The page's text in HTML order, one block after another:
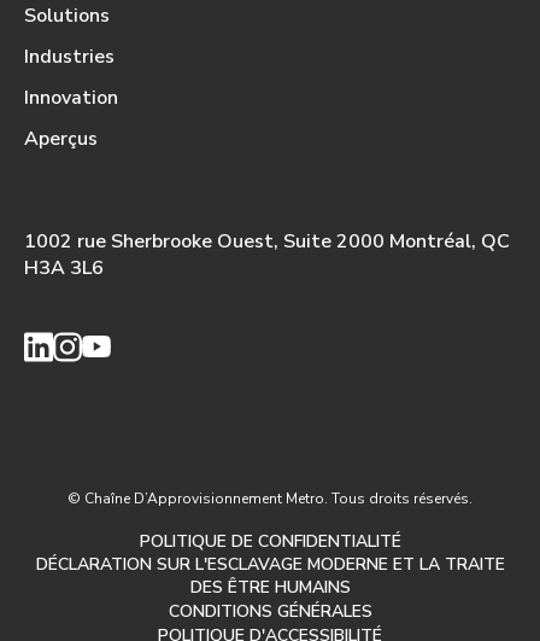
Solutions
Industries
Innovation
Aperçus
1002 rue Sherbrooke Ouest, Suite 2000 Montréal, QC
H3A 3L6
© Chaîne D’Approvisionnement Metro. Tous droits réservés.
POLITIQUE DE CONFIDENTIALITÉ
DÉCLARATION SUR L'ESCLAVAGE MODERNE ET LA TRAITE
DES ÊTRE HUMAINS
CONDITIONS GÉNÉRALES
POLITIQUE D'ACCESSIBILITÉ